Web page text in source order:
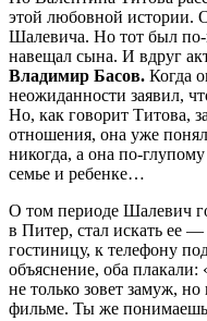
этой любовной истории.
Шалевича. Но тот был
навещал сына. И вдруг
Владимир Басов. Когда
неожиданности заявил,
Но, как говорит Титова,
отношения, она уже
никогда, а она по-
семье и ребенке…
О том периоде Шалевич
в Питер, стал искать ее
гостиницу, к телефону
объяснение, оба
не только зовет замуж,
фильме. Ты же